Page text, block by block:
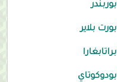
بوربندر
بورت بلاير
براتابغارا
بودوكوتاي